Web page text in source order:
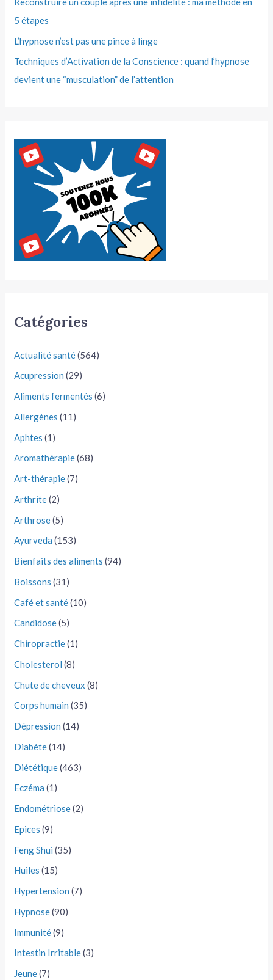
5 étapes
L’hypnose n’est pas une pince à linge
Techniques d’Activation de la Conscience : quand l’hypnose
devient une “musculation” de l’attention
Catégories
Actualité santé(564)
Acupression (29)
Aliments fermentés (6)
Allergènes (11)
Aphtes (1)
Aromathérapie(68)
Art-thérapie(7)
Arthrite(2)
Arthrose(5)
Ayurveda (153)
Bienfaits des aliments (94)
Boissons (31)
Café et santé(10)
Candidose(5)
Chiropractie(1)
Cholesterol (8)
Chute de cheveux (8)
Corps humain (35)
Dépression (14)
Diabète(14)
Diététique(463)
Eczéma (1)
Endométriose(2)
Epices (9)
Feng Shui (35)
Huiles (15)
Hypertension (7)
Hypnose(90)
Immunité(9)
Intestin Irritable(3)
Jeune(7)